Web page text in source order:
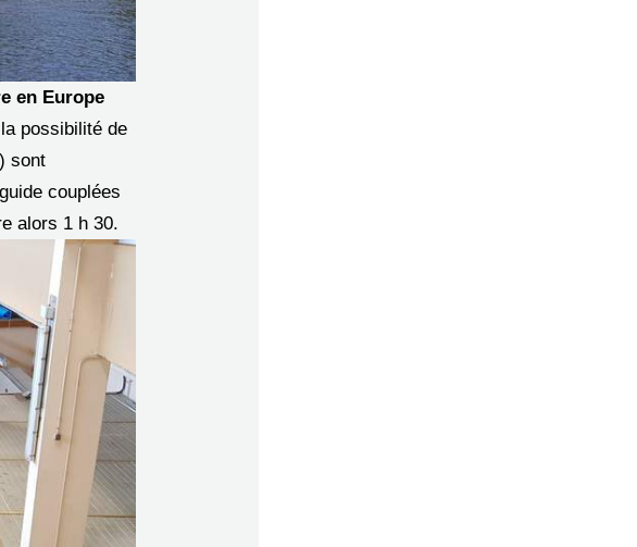
en Europe
possibilité de
sont
couplées
alors 1 h 30.